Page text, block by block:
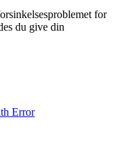
for
du give din